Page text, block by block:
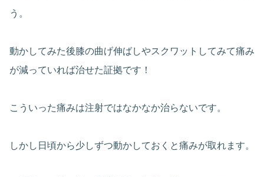
う。
動かしてみた後膝の曲げ伸ばしやスクワットしてみて痛み
が減っていれば治せた証拠です！
こういった痛みは注射ではなかなか治らないです。
しかし日頃から少しずつ動かしておくと痛みが取れます。